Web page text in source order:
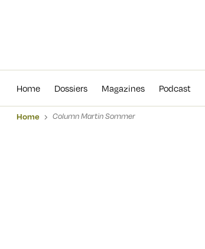
Home Dossiers Magazines Podcast
Home Column Martin Sommer